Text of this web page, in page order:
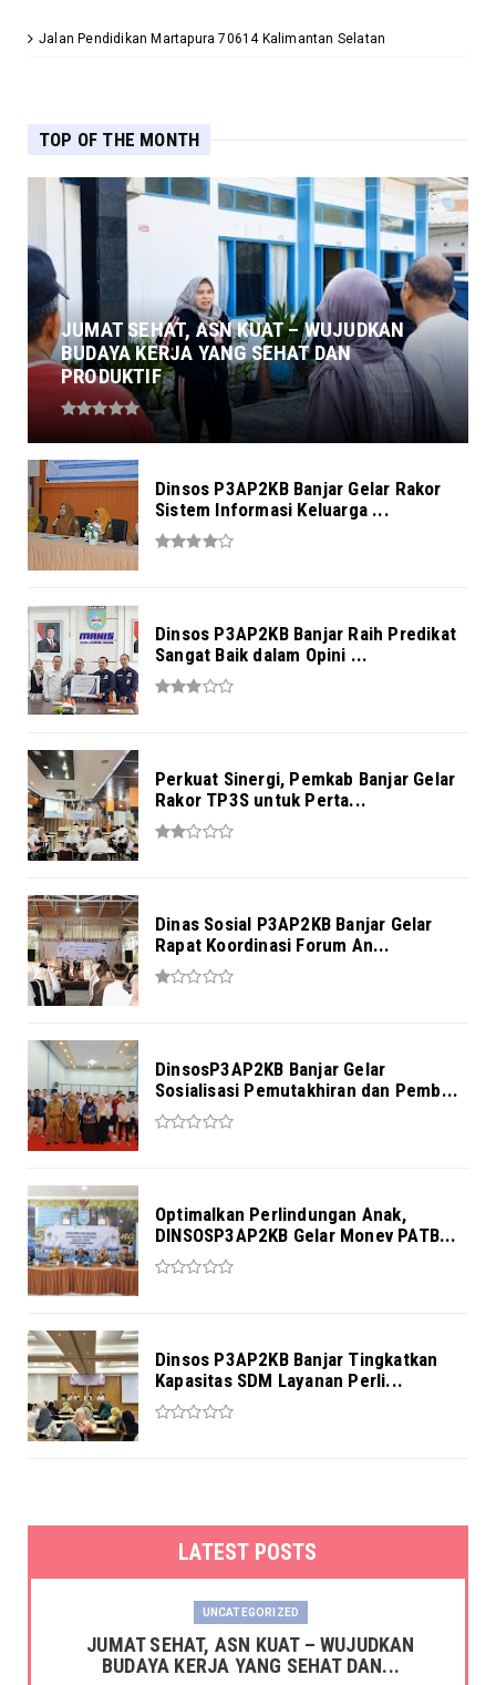
Jalan Pendidikan Martapura 70614 Kalimantan Selatan
TOP OF THE MONTH
JUMAT SEHAT, ASN KUAT – WUJUDKAN
BUDAYA KERJA YANG SEHAT DAN
PRODUKTIF
Dinsos P3AP2KB Banjar Gelar Rakor
Sistem Informasi Keluarga ...
Dinsos P3AP2KB Banjar Raih Predikat
Sangat Baik dalam Opini ...
Perkuat Sinergi, Pemkab Banjar Gelar
Rakor TP3S untuk Perta...
Dinas Sosial P3AP2KB Banjar Gelar
Rapat Koordinasi Forum An...
DinsosP3AP2KB Banjar Gelar
Sosialisasi Pemutakhiran dan Pemb...
Optimalkan Perlindungan Anak,
DINSOSP3AP2KB Gelar Monev PATB...
Dinsos P3AP2KB Banjar Tingkatkan
Kapasitas SDM Layanan Perli...
LATEST POSTS
UNCATEGORIZED
JUMAT SEHAT, ASN KUAT – WUJUDKAN
BUDAYA KERJA YANG SEHAT DAN...